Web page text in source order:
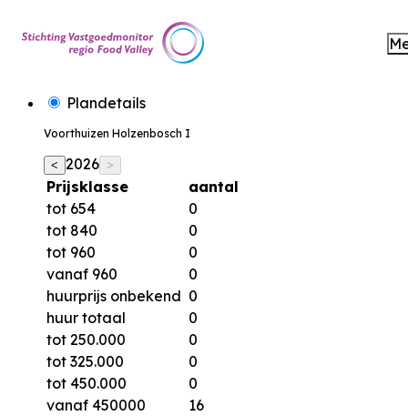
Plandetails
Voorthuizen Holzenbosch I
< 2026 >
Prijsklasse
aantal
tot 654
0
tot 840
0
tot 960
0
vanaf 960
0
huurprijs onbekend 0
huur totaal
0
tot 250.000
0
tot 325.000
0
tot 450.000
0
vanaf 450000
16